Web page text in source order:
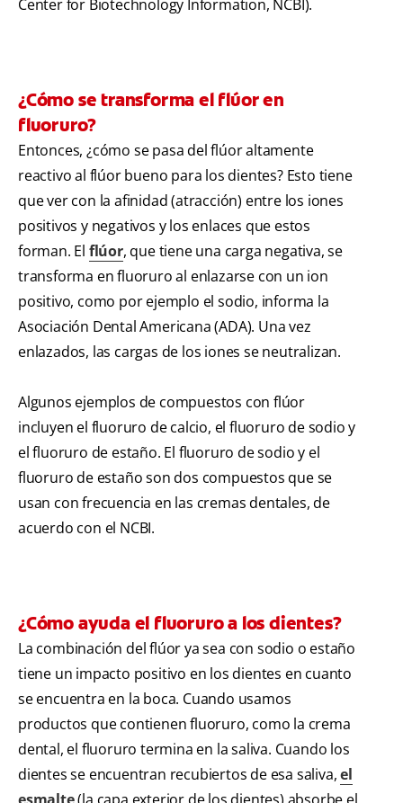
Center for Biotechnology Information, NCBI).
¿Cómo se transforma el flúor en
fluoruro?
Entonces, ¿cómo se pasa del flúor altamente
reactivo al flúor bueno para los dientes? Esto tiene
que ver con la afinidad (atracción) entre los iones
positivos y negativos y los enlaces que estos
forman. El flúor, que tiene una carga negativa, se
transforma en fluoruro al enlazarse con un ion
positivo, como por ejemplo el sodio, informa la
Asociación Dental Americana (ADA). Una vez
enlazados, las cargas de los iones se neutralizan.
Algunos ejemplos de compuestos con flúor
incluyen el fluoruro de calcio, el fluoruro de sodio y
el fluoruro de estaño. El fluoruro de sodio y el
fluoruro de estaño son dos compuestos que se
usan con frecuencia en las cremas dentales, de
acuerdo con el NCBI.
¿Cómo ayuda el fluoruro a los dientes?
La combinación del flúor ya sea con sodio o estaño
tiene un impacto positivo en los dientes en cuanto
se encuentra en la boca. Cuando usamos
productos que contienen fluoruro, como la crema
dental, el fluoruro termina en la saliva. Cuando los
dientes se encuentran recubiertos de esa saliva,el